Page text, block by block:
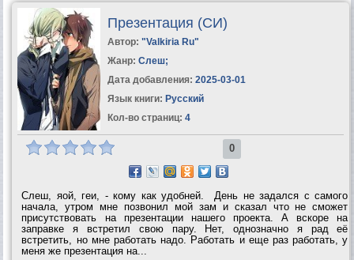
Презентация (СИ)
Автор: "Valkiria Ru"
Жанр: Слеш;
Дата добавления: 2025-03-01
Язык книги: Русский
Кол-во страниц: 4
0
Слеш, яой, геи, - кому как удобней. День не задался с самого
начала, утром мне позвонил мой зам и сказал что не сможет
присутствовать на презентации нашего проекта. А вскоре на
заправке я встретил свою пару. Нет, однозначно я рад её
встретить, но мне работать надо. Работать и еще раз работать, у
меня же презентация на...